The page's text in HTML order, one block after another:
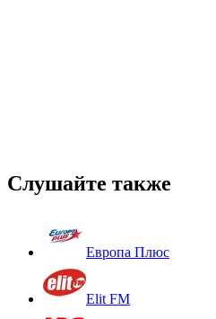
Слушайте также
Европа Плюс
Elit FM